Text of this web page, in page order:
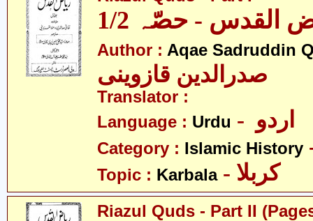
القدس - حصّہ
Author : Aqae Sadruddin
Translator :
Language : Urdu
Category : Islamic History
Topic : Karbala - کربلا
Riazul Quds - Part II